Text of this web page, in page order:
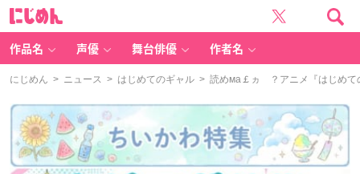
作品名 声優 舞台俳優 作者名
にじめん > ニュース > はじめてのギャル > 読めма￡ヵゝ？アニメ『はじめて